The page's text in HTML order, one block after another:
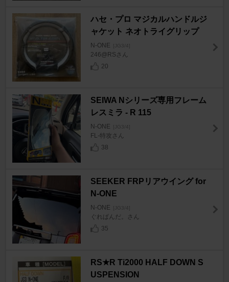
ハセ・プロ マジカルハンドルジ
ャケット ネオトライグリップ
N-ONE [JG3/4]
246@RSさん
20
SEIWA Nシリーズ専用フレーム
レスミラ - R 115
N-ONE [JG3/4]
FL-特攻さん
38
SEEKER FRPリアウイング for
N-ONE
N-ONE [JG3/4]
ぐれぱんだ。さん
35
RS★R Ti2000 HALF DOWN S
USPENSION